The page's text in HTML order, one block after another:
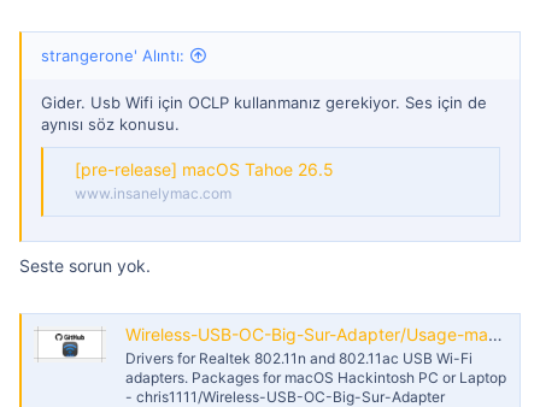
strangerone' Alıntı:
Gider. Usb Wifi için OCLP kullanmanız gerekiyor. Ses için de
aynısı söz konusu.
[pre-release] macOS Tahoe 26.5
www.insanelymac.com
Seste sorun yok.
Wireless-USB-OC-Big-Sur-Adapter/Usage-macOS-Tahoe.md at master · chris1111/Wireless-USB-OC-Big-Sur-Adapter
Drivers for Realtek 802.11n and 802.11ac USB Wi-Fi
adapters. Packages for macOS Hackintosh PC or Laptop
- chris1111/Wireless-USB-OC-Big-Sur-Adapter